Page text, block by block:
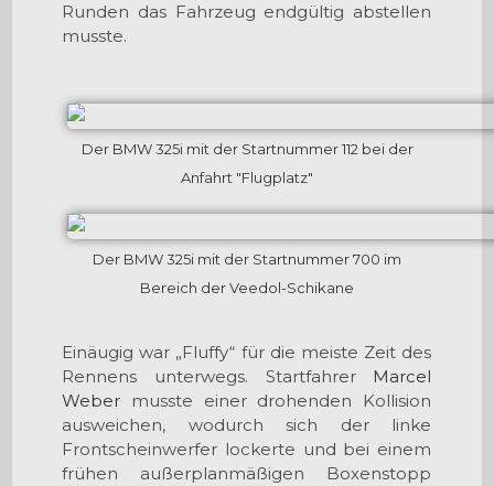
Runden das Fahrzeug endgültig abstellen
musste.
Der BMW 325i mit der Startnummer 112 bei der
Anfahrt "Flugplatz"
Der BMW 325i mit der Startnummer 700 im
Bereich der Veedol-Schikane
Einäugig war „Fluffy“ für die meiste Zeit des
Rennens unterwegs. Startfahrer Marcel
Weber musste einer drohenden Kollision
ausweichen, wodurch sich der linke
Frontscheinwerfer lockerte und bei einem
frühen außerplanmäßigen Boxenstopp